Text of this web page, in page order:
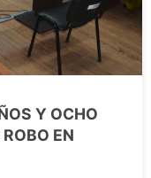
Y OCHO
EN